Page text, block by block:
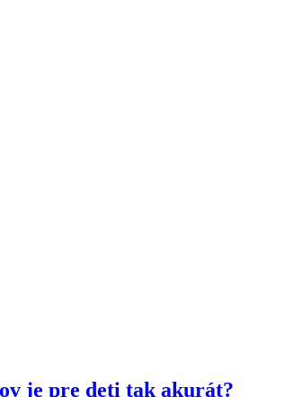
je pre deti tak akurát?